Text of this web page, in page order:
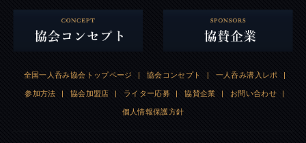
全国一人呑み協会トップページ | 協会コンセプト | 一人呑み潜入レポ |
参加方法 | 協会加盟店 | ライター応募 | 協賛企業 | お問い合わせ |
個人情報保護方針